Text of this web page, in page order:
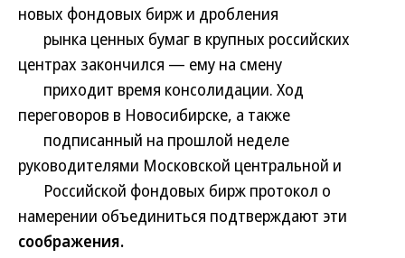
новых фондовых бирж и дробления
рынка ценных бумаг в крупных российских
центрах закончился — ему на смену
приходит время консолидации. Ход
переговоров в Новосибирске, а также
подписанный на прошлой неделе
руководителями Московской центральной и
Российской фондовых бирж протокол о
намерении объединиться подтверждают эти
соображения.